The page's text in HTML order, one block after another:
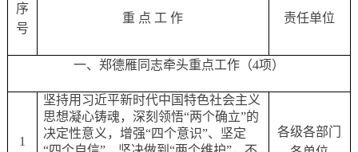
序
号
重 点 工 作 责任单位
一、郑德雁同志牵头重点工作（4项）
1
坚持用习近平新时代中国特色社会主义
思想凝心铸魂，深刻领悟“两个确立”的
决定性意义，增强“四个意识”、坚定
各级各部门